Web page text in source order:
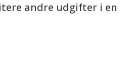
andre udgifter i en